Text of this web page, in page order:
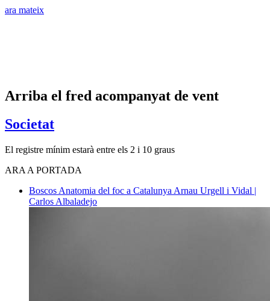
ara mateix
Arriba el fred acompanyat de vent
Societat
El registre mínim estarà entre els 2 i 10 graus
ARA A PORTADA
Boscos Anatomia del foc a Catalunya Arnau Urgell i Vidal |
Carlos Albaladejo